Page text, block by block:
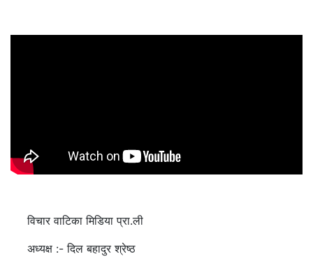
विचार वाटिका मिडिया प्रा.ली
अध्यक्ष :- दिल बहादुर श्रेष्ठ